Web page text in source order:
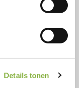
Details tonen